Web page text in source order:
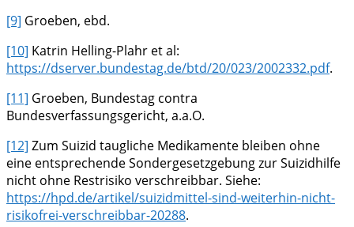
[9] Groeben, ebd.
[10] Katrin Helling-Plahr et al:
https://dserver.bundestag.de/btd/20/023/2002332.pdf.
[11] Groeben, Bundestag contra
Bundesverfassungsgericht, a.a.O.
[12] Zum Suizid taugliche Medikamente bleiben ohne
eine entsprechende Sondergesetzgebung zur Suizidhilfe
nicht ohne Restrisiko verschreibbar. Siehe:
https://hpd.de/artikel/suizidmittel-sind-weiterhin-nicht-
risikofrei-verschreibbar-20288.